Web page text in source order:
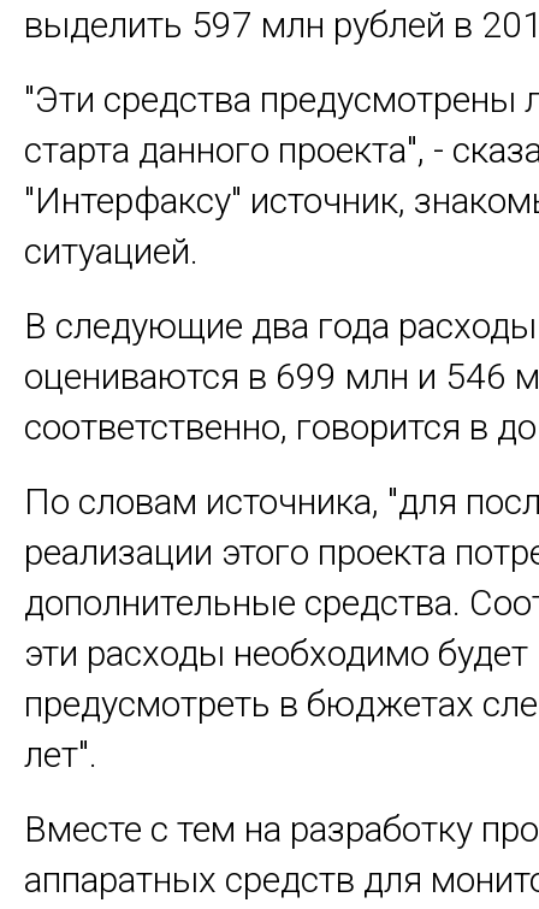
выделить 597 млн рублей в
"Эти средства предусмотрены
старта данного проекта", -
"Интерфаксу" источник,
ситуацией.
В следующие два года
оцениваются в 699 млн и 546
соответственно, говорится в
По словам источника, "для
реализации этого проекта
дополнительные средства.
эти расходы необходимо будет
предусмотреть в бюджетах
лет".
Вместе с тем на разработку
аппаратных средств для